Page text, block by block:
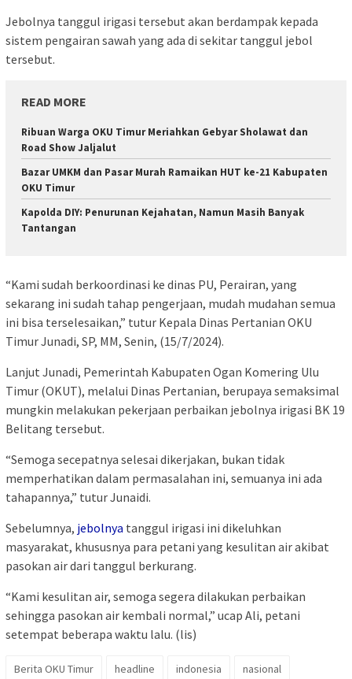
Jebolnya tanggul irigasi tersebut akan berdampak kepada
sistem pengairan sawah yang ada di sekitar tanggul jebol
tersebut.
READ MORE
Ribuan Warga OKU Timur Meriahkan Gebyar Sholawat dan
Road Show Jaljalut
Bazar UMKM dan Pasar Murah Ramaikan HUT ke-21 Kabupaten
OKU Timur
Kapolda DIY: Penurunan Kejahatan, Namun Masih Banyak
Tantangan
“Kami sudah berkoordinasi ke dinas PU, Perairan, yang
sekarang ini sudah tahap pengerjaan, mudah mudahan semua
ini bisa terselesaikan,” tutur Kepala Dinas Pertanian OKU
Timur Junadi, SP, MM, Senin, (15/7/2024).
Lanjut Junadi, Pemerintah Kabupaten Ogan Komering Ulu
Timur (OKUT), melalui Dinas Pertanian, berupaya semaksimal
mungkin melakukan pekerjaan perbaikan jebolnya irigasi BK 19
Belitang tersebut.
“Semoga secepatnya selesai dikerjakan, bukan tidak
memperhatikan dalam permasalahan ini, semuanya ini ada
tahapannya,” tutur Junaidi.
Sebelumnya, jebolnya tanggul irigasi ini dikeluhkan
masyarakat, khususnya para petani yang kesulitan air akibat
pasokan air dari tanggul berkurang.
“Kami kesulitan air, semoga segera dilakukan perbaikan
sehingga pasokan air kembali normal,” ucap Ali, petani
setempat beberapa waktu lalu. (lis)
Berita OKU Timur headline indonesia
nasional